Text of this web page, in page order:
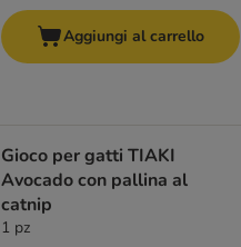
Aggiungi al carrello
Gioco per gatti TIAKI
Avocado con pallina al
catnip
1 pz